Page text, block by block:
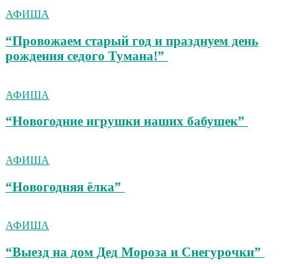
АФИША
“Провожаем старый год и празднуем день
рождения седого Тумана!”
АФИША
“Новогодние игрушки наших бабушек”
АФИША
“Новогодняя ёлка”
АФИША
“Выезд на дом Дед Мороза и Снегурочки”